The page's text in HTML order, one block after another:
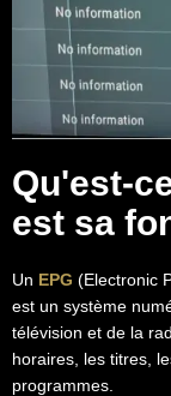
Qu'est-
est sa
Un EPG (Electronic
est un système
télévision et de la
horaires, les titres,
programmes.